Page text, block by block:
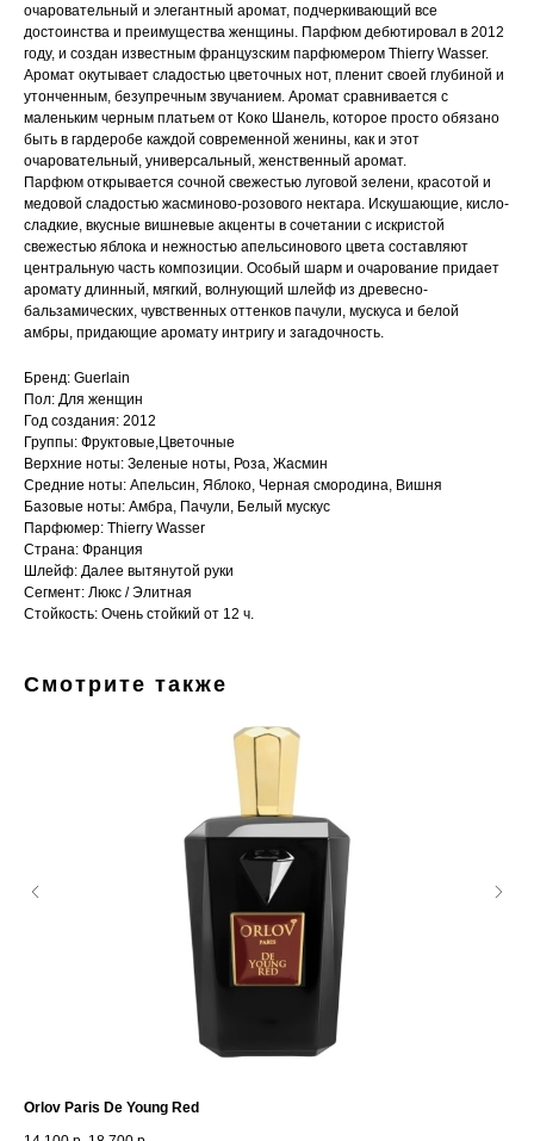
очаровательный и элегантный аромат, подчеркивающий все
достоинства и преимущества женщины. Парфюм дебютировал в 2012
году, и создан известным французским парфюмером Thierry Wasser.
Аромат окутывает сладостью цветочных нот, пленит своей глубиной и
утонченным, безупречным звучанием. Аромат сравнивается с
маленьким черным платьем от Коко Шанель, которое просто обязано
быть в гардеробе каждой современной женины, как и этот
очаровательный, универсальный, женственный аромат.
Парфюм открывается сочной свежестью луговой зелени, красотой и
медовой сладостью жасминово-розового нектара. Искушающие, кисло-
сладкие, вкусные вишневые акценты в сочетании с искристой
свежестью яблока и нежностью апельсинового цвета составляют
центральную часть композиции. Особый шарм и очарование придает
аромату длинный, мягкий, волнующий шлейф из древесно-
бальзамических, чувственных оттенков пачули, мускуса и белой
амбры, придающие аромату интригу и загадочность.
Бренд: Guerlain
Пол: Для женщин
Год создания: 2012
Группы: Фруктовые,Цветочные
Верхние ноты: Зеленые ноты, Роза, Жасмин
Средние ноты: Апельсин, Яблоко, Черная смородина, Вишня
Базовые ноты: Амбра, Пачули, Белый мускус
Парфюмер: Thierry Wasser
Страна: Франция
Шлейф: Далее вытянутой руки
Сегмент: Люкс / Элитная
Стойкость: Очень стойкий от 12 ч.
Смотрите также
Orlov Paris De Young Red